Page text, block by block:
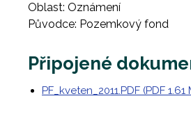
Oblast: Oznámení
Původce: Pozemkový fond
Připojené
PF_kveten_2011.PDF (PDF 1.61